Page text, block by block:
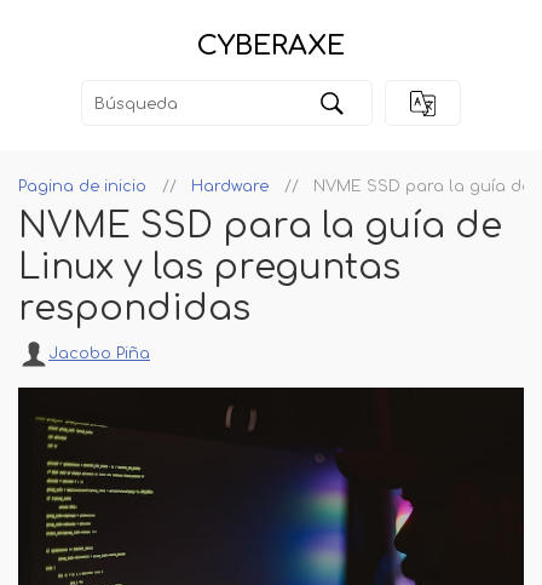
CYBERAXE
Pagina de inicio Hardware NVME SSD para la guía
NVME SSD para la guía de
Linux y las preguntas
respondidas
Jacobo Piña